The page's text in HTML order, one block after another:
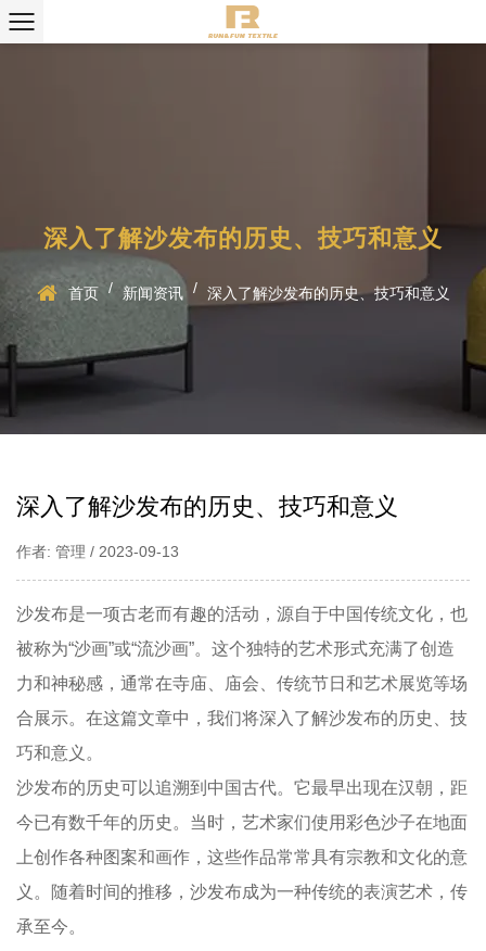
深入了解沙发布的历史、技巧和意义
首页 / 新闻资讯 / 深入了解沙发布的历史、技巧和意义
深入了解沙发布的历史、技巧和意义
作者: 管理 / 2023-09-13
沙发布是一项古老而有趣的活动，源自于中国传统文化，也
被称为“沙画”或“流沙画”。这个独特的艺术形式充满了创造
力和神秘感，通常在寺庙、庙会、传统节日和艺术展览等场
合展示。在这篇文章中，我们将深入了解沙发布的历史、技
巧和意义。
沙发布的历史可以追溯到中国古代。它最早出现在汉朝，距
今已有数千年的历史。当时，艺术家们使用彩色沙子在地面
上创作各种图案和画作，这些作品常常具有宗教和文化的意
义。随着时间的推移，沙发布成为一种传统的表演艺术，传
承至今。